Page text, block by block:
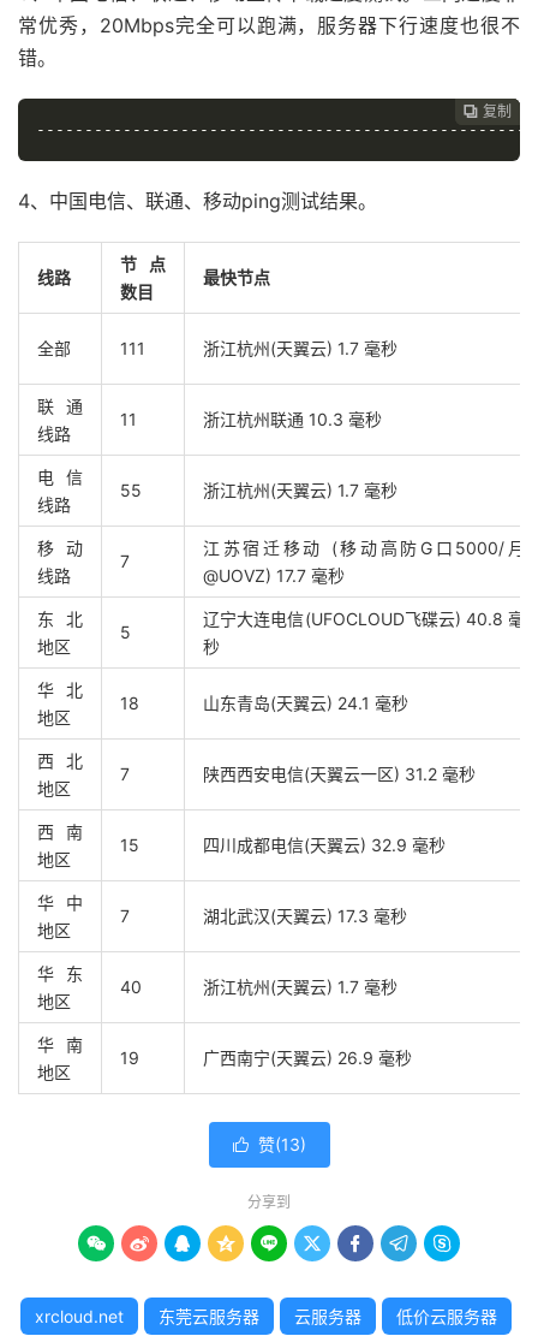
常优秀，20Mbps完全可以跑满，服务器下行速度也很不
错。
 复制
 复制
 复制
4、中国电信、联通、移动ping测试结果。
线路
节点
数目
最快节点
全部 111 浙江杭州(天翼云) 1.7 毫秒
联通
线路
11 浙江杭州联通 10.3 毫秒
电信
线路
55 浙江杭州(天翼云) 1.7 毫秒
移动
线路
7
江苏宿迁移动 (移动高防G口5000/月
@UOVZ) 17.7 毫秒
东北
地区
5
辽宁大连电信(UFOCLOUD飞碟云) 40.8 毫
秒
华北
地区
18 山东青岛(天翼云) 24.1 毫秒
西北
地区
7 陕西西安电信(天翼云一区) 31.2 毫秒
西南
地区
15 四川成都电信(天翼云) 32.9 毫秒
华中
地区
7 湖北武汉(天翼云) 17.3 毫秒
华东
地区
40 浙江杭州(天翼云) 1.7 毫秒
华南
地区
19 广西南宁(天翼云) 26.9 毫秒
 赞(13)
分享到
        
xrcloud.net 东莞云服务器 云服务器 低价云服务器